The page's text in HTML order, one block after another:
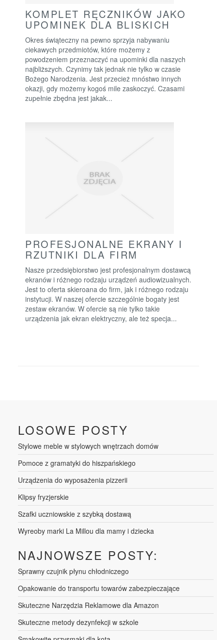
KOMPLET RĘCZNIKÓW JAKO
UPOMINEK DLA BLISKICH
Okres świąteczny na pewno sprzyja nabywaniu
ciekawych przedmiotów, które możemy z
powodzeniem przeznaczyć na upominki dla naszych
najbliższych. Czynimy tak jednak nie tylko w czasie
Bożego Narodzenia. Jest przecież mnóstwo innych
okazji, gdy możemy kogoś mile zaskoczyć. Czasami
zupełnie zbędna jest jakak...
PROFESJONALNE EKRANY I
RZUTNIKI DLA FIRM
Nasze przedsiębiorstwo jest profesjonalnym dostawcą
ekranów i różnego rodzaju urządzeń audiowizualnych.
Jest to oferta skieroana do firm, jak i różnego rodzaju
instytucji. W naszej ofercie szczególnie bogaty jest
zestaw ekranów. W ofercie są nie tylko takie
urządzenia jak ekran elektryczny, ale też specja...
LOSOWE POSTY
Stylowe meble w stylowych wnętrzach domów
Pomoce z gramatyki do hiszpańskiego
Urządzenia do wyposażenia pizzerii
Klipsy fryzjerskie
Szafki uczniowskie z szybką dostawą
Wyreoby marki La Millou dla mamy i dziecka
NAJNOWSZE POSTY:
Sprawny czujnik płynu chłodniczego
Opakowanie do transportu towarów zabezpieczające
Skuteczne Narzędzia Reklamowe dla Amazon
Skuteczne metody dezynfekcji w szkole